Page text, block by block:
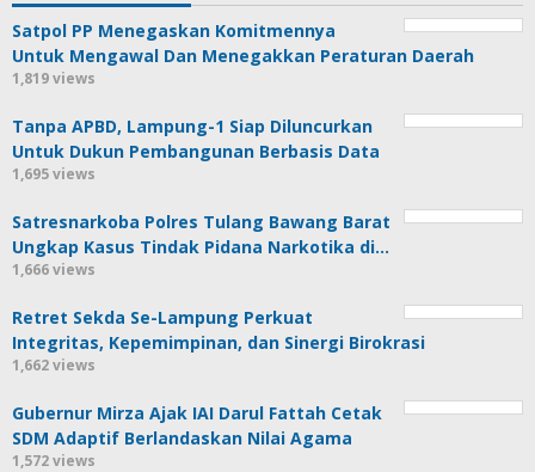
Satpol PP Menegaskan Komitmennya
Untuk Mengawal Dan Menegakkan Peraturan Daerah
1,819 views
Tanpa APBD, Lampung-1 Siap Diluncurkan
Untuk Dukun Pembangunan Berbasis Data
1,695 views
Satresnarkoba Polres Tulang Bawang Barat
Ungkap Kasus Tindak Pidana Narkotika di…
1,666 views
Retret Sekda Se-Lampung Perkuat
Integritas, Kepemimpinan, dan Sinergi Birokrasi
1,662 views
Gubernur Mirza Ajak IAI Darul Fattah Cetak
SDM Adaptif Berlandaskan Nilai Agama
1,572 views